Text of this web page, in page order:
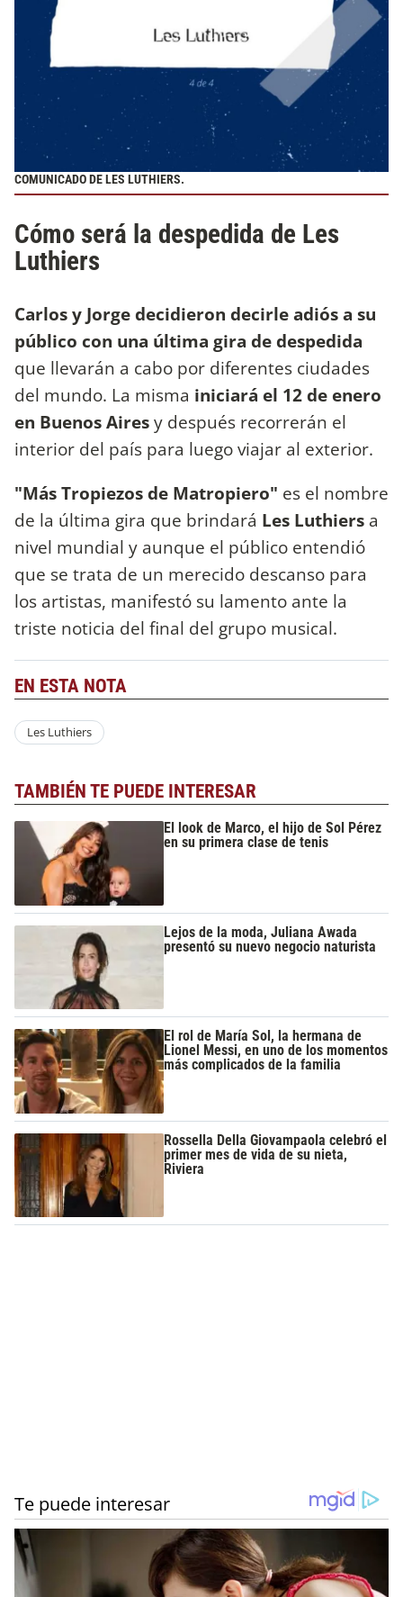
COMUNICADO DE LES LUTHIERS.
Cómo será la despedida de Les
Luthiers
Carlos y Jorge decidieron decirle adiós a su
público con una última gira de despedida
que llevarán a cabo por diferentes ciudades
del mundo. La misma iniciará el 12 de enero
en Buenos Airesy después recorrerán el
interior del país para luego viajar al exterior.
"Más Tropiezos de Matropiero" es el nombre
de la última gira que brindará Les Luthiers a
nivel mundial y aunque el público entendió
que se trata de un merecido descanso para
los artistas, manifestó su lamento ante la
triste noticia del final del grupo musical.
EN ESTA NOTA
Les Luthiers
TAMBIÉN TE PUEDE INTERESAR
El look de Marco, el hijo de Sol Pérez
en su primera clase de tenis
Lejos de la moda, Juliana Awada
presentó su nuevo negocio naturista
El rol de María Sol, la hermana de
Lionel Messi, en uno de los momentos
más complicados de la familia
Rossella Della Giovampaola celebró el
primer mes de vida de su nieta,
Riviera